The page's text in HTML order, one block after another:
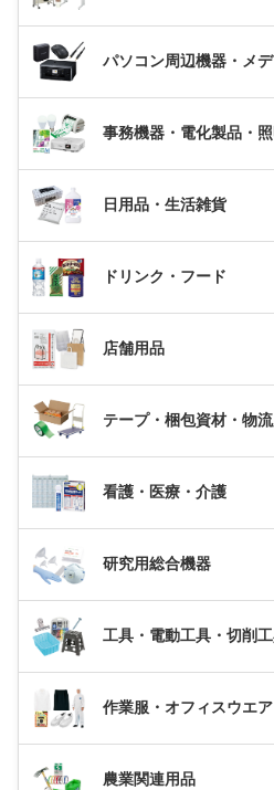
パソコン周辺機器・メ
事務機器・電化製品・
日用品・生活雑貨
ドリンク・フード
店舗用品
テープ・梱包資材・物
看護・医療・介護
研究用総合機器
工具・電動工具・切削
作業服・オフィスウエア
農業関連用品